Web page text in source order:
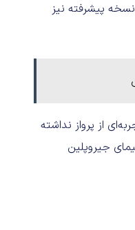
خواهد بود و در نسخه پیشرفته نیز
تجربه‌ای از پرواز نداشته
جیروپلین